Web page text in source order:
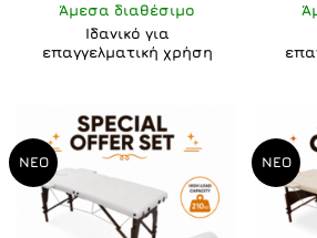
Άμεσα διαθέσιμο
Ιδανικό για
επαγγελματική χρήση
ΝΕΟ ΝΕΟ